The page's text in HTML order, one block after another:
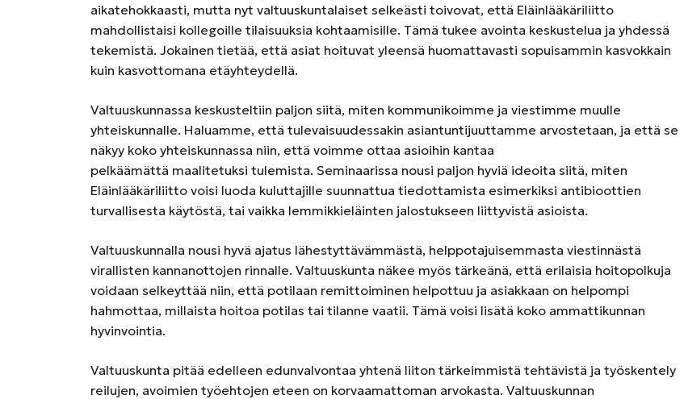
aikatehokkaasti, mutta nyt valtuuskuntalaiset selkeästi toivovat, että Eläinlääkäriliitto
mahdollistaisi kollegoille tilaisuuksia kohtaamisille. Tämä tukee avointa keskustelua ja yhdessä
tekemistä. Jokainen tietää, että asiat hoituvat yleensä huomattavasti sopuisammin kasvokkain
kuin kasvottomana etäyhteydellä.
Valtuuskunnassa keskusteltiin paljon siitä, miten kommunikoimme ja viestimme muulle
yhteiskunnalle. Haluamme, että tulevaisuudessakin asiantuntijuuttamme arvostetaan, ja että se
näkyy koko yhteiskunnassa niin, että voimme ottaa asioihin kantaa
pelkäämättä maalitetuksi tulemista. Seminaarissa nousi paljon hyviä ideoita siitä, miten
Eläinlääkäriliitto voisi luoda kuluttajille suunnattua tiedottamista esimerkiksi antibioottien
turvallisesta käytöstä, tai vaikka lemmikkieläinten jalostukseen liittyvistä asioista.
Valtuuskunnalla nousi hyvä ajatus lähestyttävämmästä, helppotajuisemmasta viestinnästä
virallisten kannanottojen rinnalle. Valtuuskunta näkee myös tärkeänä, että erilaisia hoitopolkuja
voidaan selkeyttää niin, että potilaan remittoiminen helpottuu ja asiakkaan on helpompi
hahmottaa, millaista hoitoa potilas tai tilanne vaatii. Tämä voisi lisätä koko ammattikunnan
hyvinvointia.
Valtuuskunta pitää edelleen edunvalvontaa yhtenä liiton tärkeimmistä tehtävistä ja työskentely
reilujen, avoimien työehtojen eteen on korvaamattoman arvokasta. Valtuuskunnan